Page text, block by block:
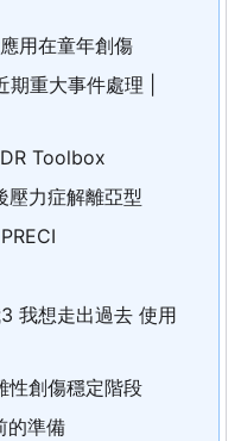
用在童年創傷
重大事件處理 |
Toolbox
壓力症解離亞型
我想走出過去 使用
性創傷穩定階段
的準備